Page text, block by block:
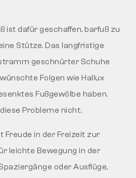
ist dafür geschaffen, barfuß zu
Stütze. Das langfristige
geschnürter Schuhe
Folgen wie Hallux
Fußgewölbe haben.
Probleme nicht.
Freude in der Freizeit zur
leichte Bewegung in der
oder Ausflüge,